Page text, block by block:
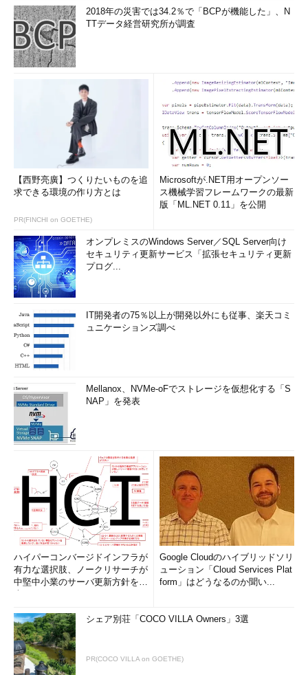
2018年の災害では34.2％で「BCPが機能した」、N
TTデータ経営研究所が調査
【西野亮廣】つくりたいものを追
求できる環境の作り方とは
PR(FINCHI on GOETHE)
Microsoftが.NET用オープンソー
ス機械学習フレームワークの最新
版「ML.NET 0.11」を公開
オンプレミスのWindows Server／SQL Server向け
セキュリティ更新サービス「拡張セキュリティ更新
プログ...
IT開発者の75％以上が開発以外にも従事、楽天コミ
ュニケーションズ調べ
Mellanox、NVMe-oFでストレージを仮想化する「S
NAP」を発表
ハイパーコンバージドインフラが
有力な選択肢、ノークリサーチが
中堅中小業のサーバ更新方針を調
Google Cloudのハイブリッドソリ
ューション「Cloud Services Plat
form」はどうなるのか聞い...
シェア別荘「COCO VILLA Owners」3選
PR(COCO VILLA on GOETHE)